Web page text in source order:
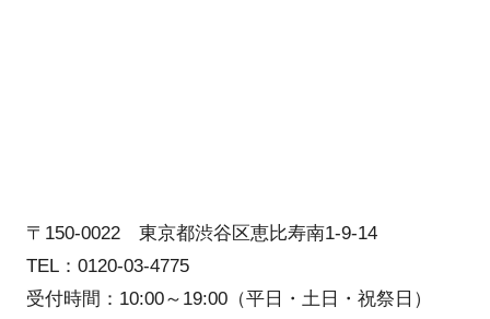
〒150-0022 東京都渋谷区恵比寿南1-9-14
TEL：0120-03-4775
受付時間：10:00～19:00（平日・土日・祝祭日）